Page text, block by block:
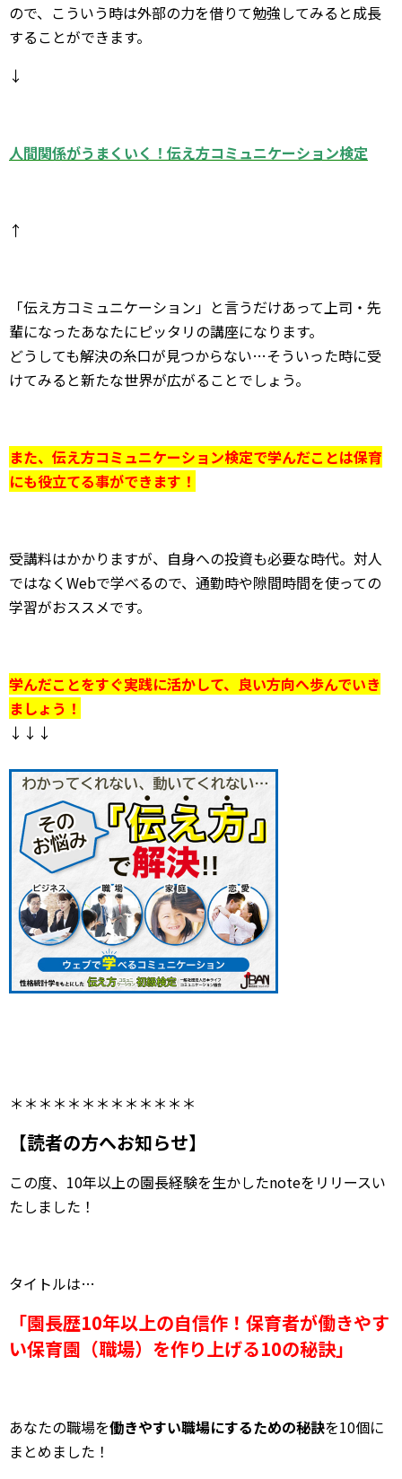
ので、こういう時は外部の力を借りて勉強してみると成長
することができます。
↓
人間関係がうまくいく！伝え方コミュニケーション検定
↑
「伝え方コミュニケーション」と言うだけあって上司・先
輩になったあなたにピッタリの講座になります。
どうしても解決の糸口が見つからない…そういった時に受
けてみると新たな世界が広がることでしょう。
また、伝え方コミュニケーション検定で学んだことは保育
にも役立てる事ができます！
受講料はかかりますが、自身への投資も必要な時代。対人
ではなくWebで学べるので、通勤時や隙間時間を使っての
学習がおススメです。
学んだことをすぐ実践に活かして、良い方向へ歩んでいき
ましょう！
↓↓↓
＊＊＊＊＊＊＊＊＊＊＊＊＊
【読者の方へお知らせ】
この度、10年以上の園長経験を生かしたnoteをリリースい
たしました！
タイトルは…
「園長歴10年以上の自信作！保育者が働きやす
い保育園（職場）を作り上げる10の秘訣」
あなたの職場を働きやすい職場にするための秘訣を10個に
まとめました！